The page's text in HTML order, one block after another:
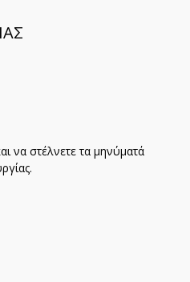
να στέλνετε τα μηνύματά